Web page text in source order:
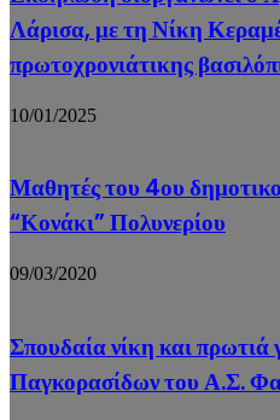
Λάρισα, με τη Νίκη
πρωτοχρονιάτικης
10/01/2025
Μαθητές του 4ου
“Κονάκι” Πολυνερίου
09/03/2020
Σπουδαία νίκη και πρωτιά
Παγκορασίδων του Α.Σ.